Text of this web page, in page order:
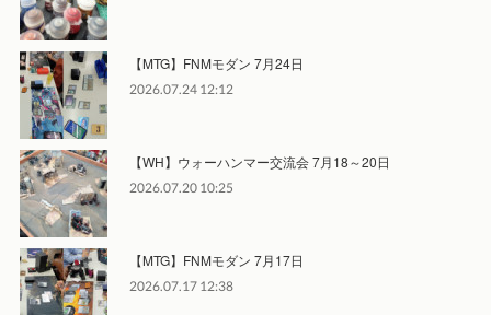
【MTG】FNMモダン 7月24日
2026.07.24 12:12
【WH】ウォーハンマー交流会 7月18～20日
2026.07.20 10:25
【MTG】FNMモダン 7月17日
2026.07.17 12:38